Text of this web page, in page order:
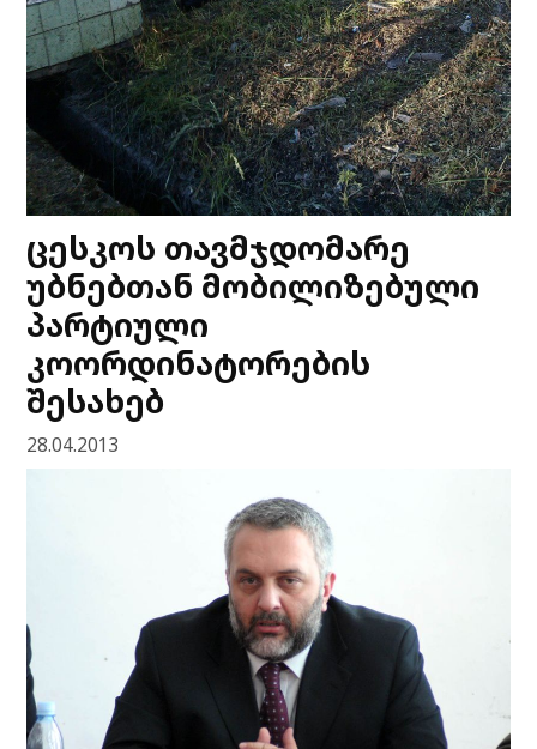
ცესკოს თავმჯდომარე
უბნებთან მობილიზებული
პარტიული
კოორდინატორების
შესახებ
28.04.2013